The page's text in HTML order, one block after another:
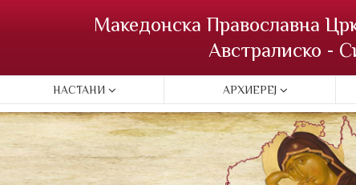
Македонска Православна
Австралиско -
НАСТАНИ АРХИЕРЕЈ